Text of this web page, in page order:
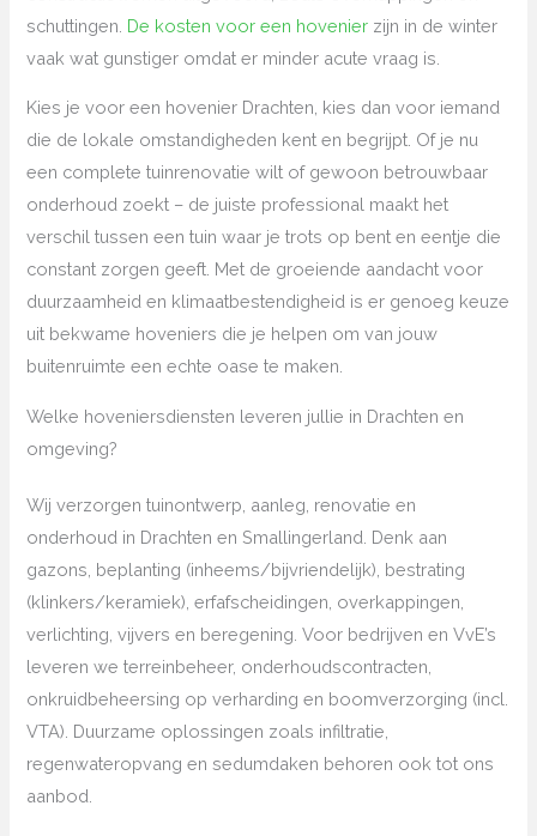
schuttingen. De kosten voor een hovenier zijn in de winter
vaak wat gunstiger omdat er minder acute vraag is.
Kies je voor een hovenier Drachten, kies dan voor iemand
die de lokale omstandigheden kent en begrijpt. Of je nu
een complete tuinrenovatie wilt of gewoon betrouwbaar
onderhoud zoekt – de juiste professional maakt het
verschil tussen een tuin waar je trots op bent en eentje die
constant zorgen geeft. Met de groeiende aandacht voor
duurzaamheid en klimaatbestendigheid is er genoeg keuze
uit bekwame hoveniers die je helpen om van jouw
buitenruimte een echte oase te maken.
Welke hoveniersdiensten leveren jullie in Drachten en
omgeving?
Wij verzorgen tuinontwerp, aanleg, renovatie en
onderhoud in Drachten en Smallingerland. Denk aan
gazons, beplanting (inheems/bijvriendelijk), bestrating
(klinkers/keramiek), erfafscheidingen, overkappingen,
verlichting, vijvers en beregening. Voor bedrijven en VvE’s
leveren we terreinbeheer, onderhoudscontracten,
onkruidbeheersing op verharding en boomverzorging (incl.
VTA). Duurzame oplossingen zoals infiltratie,
regenwateropvang en sedumdaken behoren ook tot ons
aanbod.